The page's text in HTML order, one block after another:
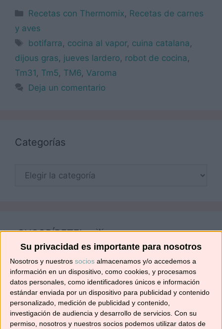
Su privacidad es importante para nosotros
Nosotros y nuestros socios almacenamos y/o accedemos a
información en un dispositivo, como cookies, y procesamos
datos personales, como identificadores únicos e información
estándar enviada por un dispositivo para publicidad y contenido
personalizado, medición de publicidad y contenido,
investigación de audiencia y desarrollo de servicios. Con su
permiso, nosotros y nuestros socios podemos utilizar datos de
Categorías
Recetas con Thermomix, Recetas de carnes
y aves
Etiquetas
botifarra , cocina al vapor, cuina catalana ,
dijous gras, jueves lardero, robot de cocina ,
Tm31, Tm5, TM6, Varoma
Deja un comentario
Categorías
¡SUSCRÍBETE! 🍳🌟
Suscríbete ahora para recibir todas las recetas
en tu correo.
¡No te pierdas ninguna! 👩‍🍳👨‍🍳
Dirección
de